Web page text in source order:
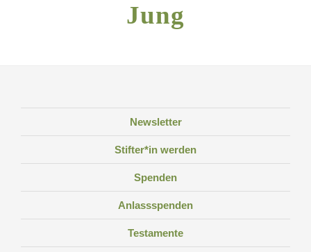
Jung
Newsletter
Stifter*in werden
Spenden
Anlassspenden
Testamente